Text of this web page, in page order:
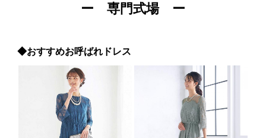
ー 専門式場 ー
◆おすすめお呼ばれドレス